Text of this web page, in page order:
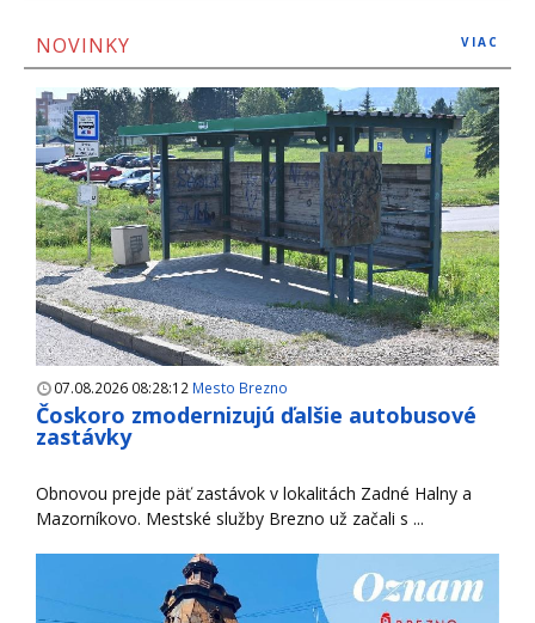
NOVINKY VIAC
07.08.2026 08:28:12 Mesto Brezno
Čoskoro zmodernizujú ďalšie autobusové
zastávky
Obnovou prejde päť zastávok v lokalitách Zadné Halny a
Mazorníkovo. Mestské služby Brezno už začali s ...